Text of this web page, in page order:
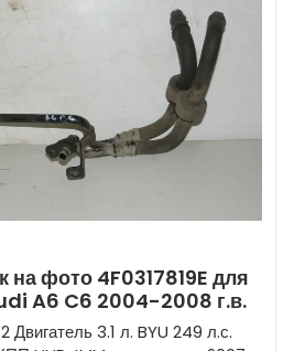
на фото 4F0317819E для
A6 C6 2004-2008 г.в.
Двигатель 3.1 л. BYU 249 л.с.